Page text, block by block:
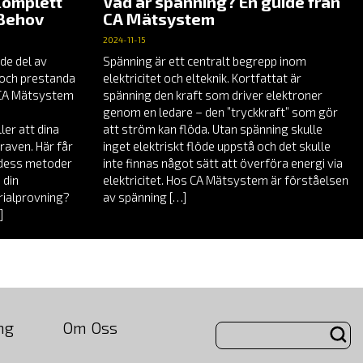
del av
prestanda
Mätsystem
att dina
Här får
metoder
CA Mätsystem
2024-11-15
Spänning är ett centralt begrepp inom
elektricitet och elteknik. Kortfattat är
spänning den kraft som driver elektroner
genom en ledare – den ”tryckkraft” som gör
att ström kan flöda. Utan spänning skulle
inget elektriskt flöde uppstå och det skulle
inte finnas något sätt att överföra energi via
elektricitet. Hos CA Mätsystem är förståelsen
av spänning […]
Om Oss